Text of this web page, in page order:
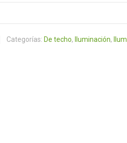
Categorías: De techo, Iluminación,